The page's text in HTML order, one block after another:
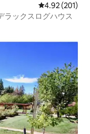
レビュー201
4.92 (201)
ラックスログハウス